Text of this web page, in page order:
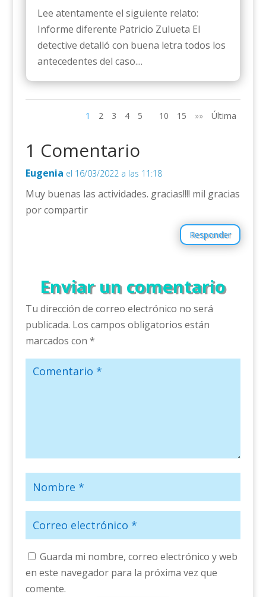
Lee atentamente el siguiente relato:
Informe diferente Patricio Zulueta El
detective detalló con buena letra todos los
antecedentes del caso....
1 2 3 4 5 10 15 »» Última
1 Comentario
Eugenia el 16/03/2022 a las 11:18
Muy buenas las actividades. gracias!!!! mil gracias
por compartir
Responder
Enviar un comentario
Tu dirección de correo electrónico no será
publicada. Los campos obligatorios están
marcados con *
Guarda mi nombre, correo electrónico y web
en este navegador para la próxima vez que
comente.